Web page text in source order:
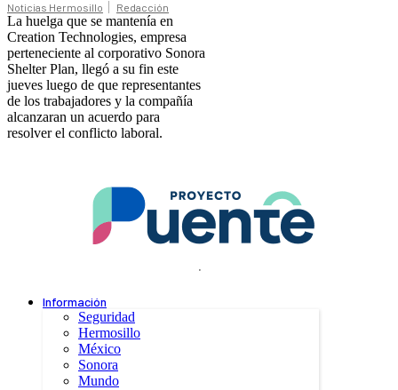
Noticias Hermosillo Redacción
La huelga que se mantenía en
Creation Technologies, empresa
perteneciente al corporativo Sonora
Shelter Plan, llegó a su fin este
jueves luego de que representantes
de los trabajadores y la compañía
alcanzaran un acuerdo para
resolver el conflicto laboral.
.
Información
Seguridad
Hermosillo
México
Sonora
Mundo